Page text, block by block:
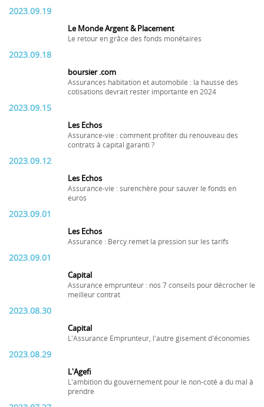
2023.09.19
Le Monde Argent & Placement
Le retour en grâce des fonds monétaires
2023.09.18
boursier .com
Assurances habitation et automobile : la hausse des
cotisations devrait rester importante en 2024
2023.09.15
Les Echos
Assurance-vie : comment profiter du renouveau des
contrats à capital garanti ?
2023.09.12
Les Echos
Assurance-vie : surenchère pour sauver le fonds en
euros
2023.09.01
Les Echos
Assurance : Bercy remet la pression sur les tarifs
2023.09.01
Capital
Assurance emprunteur : nos 7 conseils pour décrocher le
meilleur contrat
2023.08.30
Capital
L'Assurance Emprunteur, l'autre gisement d'économies
2023.08.29
L'Agefi
L'ambition du gouvernement pour le non-coté a du mal à
prendre